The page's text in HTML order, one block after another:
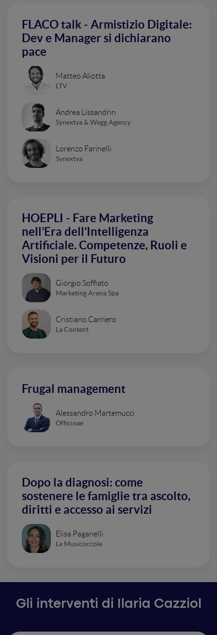
FLACO talk - Armistizio Digitale:
Dev e Manager si dichiarano
pace
Matteo Aliotta
LTV
Andrea Lissandrin
Synextya & Wegg Agency
Lorenzo Farinelli
Synextya
HOEPLI - Fare Marketing
nell’Era dell’Intelligenza
Artificiale. Competenze, Ruoli e
Visioni per il Futuro
Giorgio Soffiato
Marketing Arena Spa
Cristiano Carriero
La Content
Frugal management
Alessandro Martemucci
Officinae
Dopo la diagnosi: come
sostenere le famiglie tra ascolto,
diritti e accesso ai servizi
Elisa Paganelli
Le Musicoccole
Gli interventi di Ilaria Cazziol